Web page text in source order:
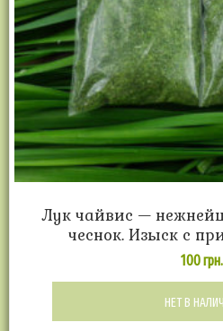
Лук чайвис —
чеснок. Изыск с
100грн.
НЕТ В